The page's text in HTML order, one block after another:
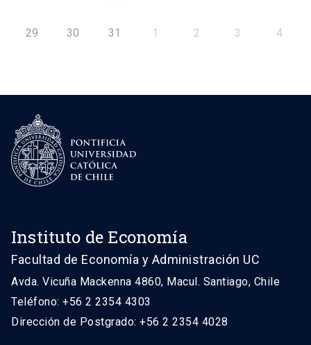
29 30 31 1 2 3 4
Instituto de Economía
Facultad de Economía y Administración UC
Avda. Vicuña Mackenna 4860, Macul. Santiago, Chile
Teléfono: +56 2 2354 4303
Dirección de Postgrado: +56 2 2354 4028